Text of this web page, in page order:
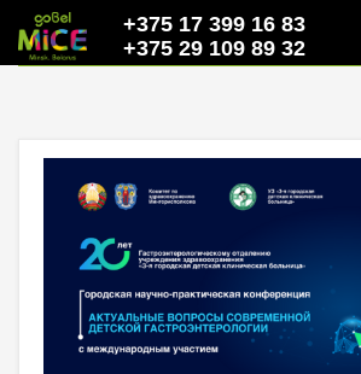
+375 17 399 16 83
+375 29 109 89 32